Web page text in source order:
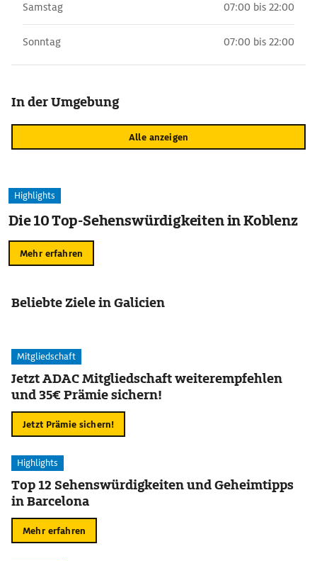
Samstag 07:00 bis 22:00
Sonntag 07:00 bis 22:00
In der Umgebung
Alle anzeigen
Highlights
Die 10 Top-Sehenswürdigkeiten in Koblenz
Mehr erfahren
Beliebte Ziele in Galicien
Mitgliedschaft
Jetzt ADAC Mitgliedschaft weiterempfehlen
und 35€ Prämie sichern!
Jetzt Prämie sichern!
Highlights
Top 12 Sehenswürdigkeiten und Geheimtipps
in Barcelona
Mehr erfahren